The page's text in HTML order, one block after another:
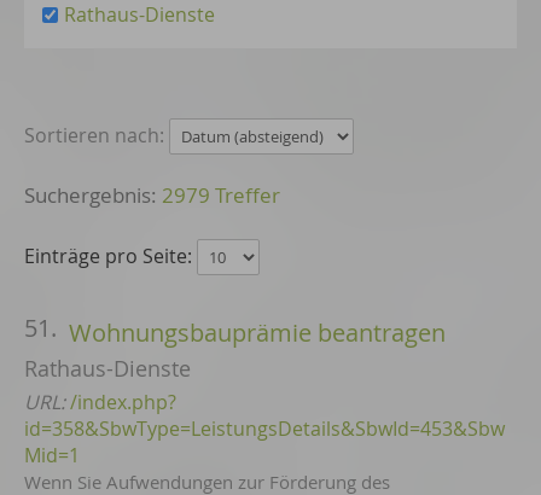
Rathaus-Dienste
Sortieren nach:
2979 Treffer
Einträge pro Seite:
51. Wohnungsbauprämie beantragen
Rathaus-Dienste
URL:/index.php?
id=358&SbwType=LeistungsDetails&SbwId=453&Sbw
Mid=1
Wenn Sie Aufwendungen zur Förderung des